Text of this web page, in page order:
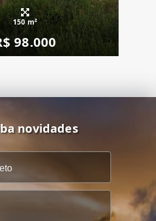
150 m²
98.000
novidades